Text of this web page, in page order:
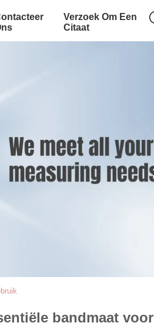
Verzoek Om Een
Citaat
bandmaat voor